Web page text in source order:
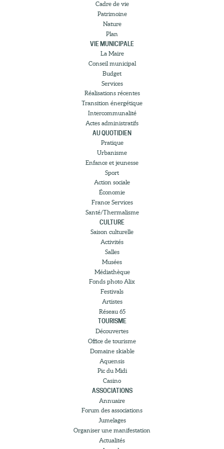
Cadre de vie
Patrimoine
Nature
Plan
VIE MUNICIPALE
La Maire
Conseil municipal
Budget
Services
Réalisations récentes
Transition énergétique
Intercommunalité
Actes administratifs
AU QUOTIDIEN
Pratique
Urbanisme
Enfance et jeunesse
Sport
Action sociale
Économie
France Services
Santé/Thermalisme
CULTURE
Saison culturelle
Activités
Salles
Musées
Médiathèque
Fonds photo Alix
Festivals
Artistes
Réseau 65
TOURISME
Découvertes
Office de tourisme
Domaine skiable
Aquensis
Pic du Midi
Casino
ASSOCIATIONS
Annuaire
Forum des associations
Jumelages
Organiser une manifestation
Actualités